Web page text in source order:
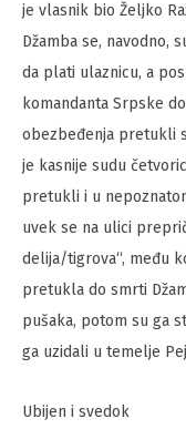
je vlasnik bio Željko
Džamba se, navodno,
da plati ulaznicu, a
komandanta Srpske
obezbeđenja pretukli
je kasnije sudu
pretukli i u
uvek se na ulici
delija/tigrova“, među
pretukla do smrti
pušaka, potom su ga
ga uzidali u temelje
Ubijen i svedok